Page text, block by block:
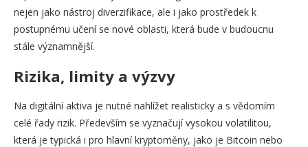
nejen jako nástroj diverzifikace, ale i jako prostředek k
postupnému učení se nové oblasti, která bude v budoucnu
stále významnější.
Rizika, limity a výzvy
Na digitální aktiva je nutné nahlížet realisticky a s vědomím
celé řady rizik. Především se vyznačují vysokou volatilitou,
která je typická i pro hlavní kryptoměny, jako je Bitcoin nebo